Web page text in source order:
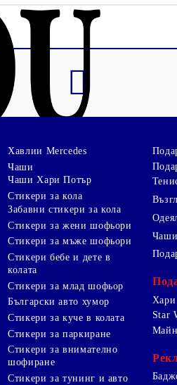
Хавлии Mercedes
Чаши
Чаши Хари Потър
Стикери за кола
Забавни стикери за кола
Стикери за жени шофьори
Стикери за мъже шофьори
Стикери бебе и дете в
колата
Стикери за млад шофьор
Български авто хумор
Стикери за куче в колата
Стикери за паркиране
Стикери за внимателно
шофиране
Стикери за тунинг и авто
Чаши
Star